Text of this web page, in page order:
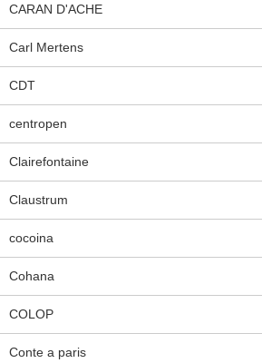
CARAN D'ACHE
Carl Mertens
CDT
centropen
Clairefontaine
Claustrum
cocoina
Cohana
COLOP
Conte a paris